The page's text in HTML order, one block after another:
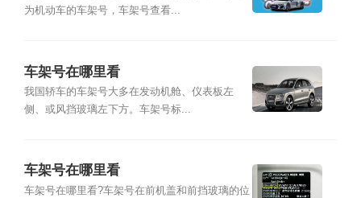
为机动车的车架号，车架号查看...
车架号在哪里看
我国轿车的车架号大多在发动机舱、仪表板左
侧、或风挡玻璃左下方。车架号标...
车架号在哪里看
车架号在哪里看?车架号在前机盖和前挡玻璃的位